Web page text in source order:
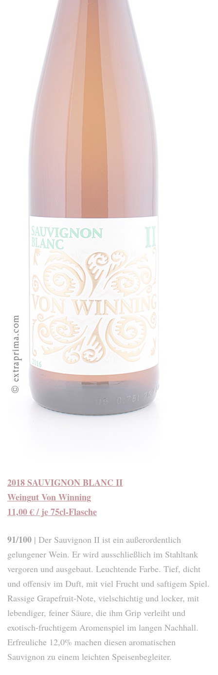
2018 SAUVIGNON BLANC II
Weingut Von Winning
11,00 € / je 75cl-Flasche
91/100 | Der Sauvignon II ist ein außerordentlich
gelungener Wein. Er wird ausschließlich im Stahltank
vergoren und ausgebaut. Leuchtende Farbe. Tief, dicht
und offensiv im Duft, mit viel Frucht und saftigem Spiel.
Rassige Grapefruit-Note, vielschichtig und locker, mit
lebendiger, feiner Säure, die ihm Grip verleiht und
exotisch-fruchtigem Aromenspiel im langen Nachhall.
Erfreuliche 12,0% machen diesen aromatischen
Sauvignon zu einem leichten Speisenbegleiter.